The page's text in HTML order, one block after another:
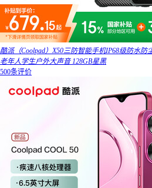
酷派（Coolpad）X50三防智能手机IP68级防水
老年人学生户外大声音 128GB星黑
500条评价